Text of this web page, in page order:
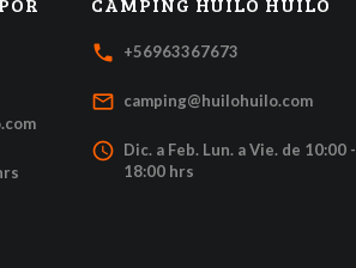
local_phone +56963367673
mail_outline camping@huilohuilo.com
access_time Dic. a Feb. Lun. a Vie. de 10:00 -
18:00 hrs